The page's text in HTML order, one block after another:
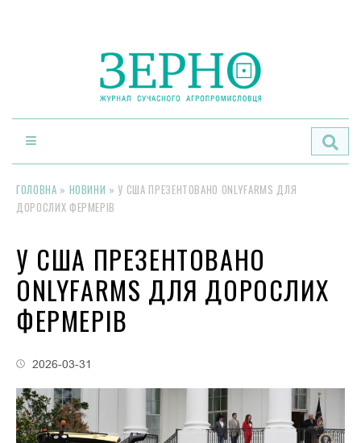
ГОЛОВНА » НОВИНИ » У США ПРЕЗЕНТОВАНО ONLYFARMS ДЛЯ
ДОРОСЛИХ ФЕРМЕРІВ
У США ПРЕЗЕНТОВАНО
ONLYFARMS ДЛЯ ДОРОСЛИХ
ФЕРМЕРІВ
2026-03-31